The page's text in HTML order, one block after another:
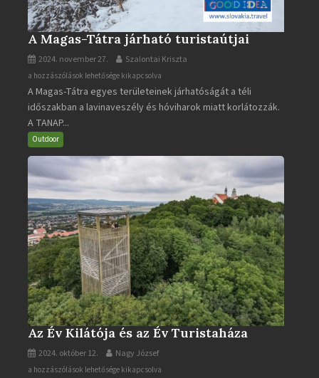
A Magas-Tátra járható turistaútjai
2024. november 27. Szalontai Kriszta
A
Magas-
Tátra
járható
turistaútjai
a hozzászólások lehetősége kikapcsolva
A Magas-Tátra egyes területeinek járhatóságát a téli
időszakban a lavinaveszély és hóviharok miatt korlátozzák.
A TANAP...
Outdoor
Az Év Kilátója és az Év Turistaháza
2024. október 12. Nagy József
Az
a hozzászólások lehetősége kikapcsolva